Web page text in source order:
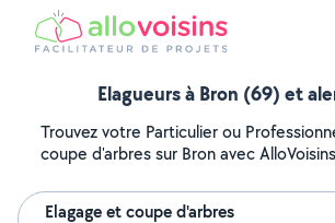
Elagueurs à Bron (69) et
Trouvez votre Particulier ou
coupe d'arbres sur Bron avec
Elagage et coupe d'arbres